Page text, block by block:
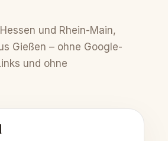
und Rhein-Main,
Gießen – ohne Google-
und ohne